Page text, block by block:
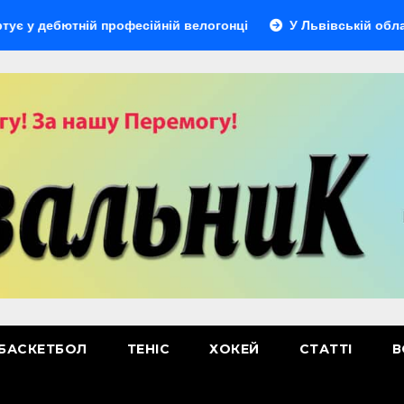
професійній велогонці У Львівській області
ТЕНІС ХОКЕЙ СТАТТІ